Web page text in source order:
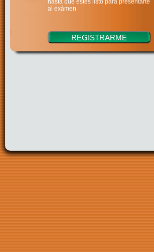
hasta que estés listo para presentarte
al exámen